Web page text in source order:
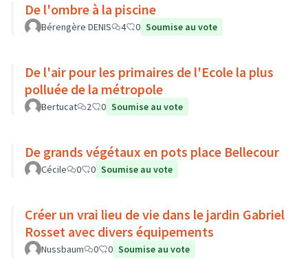
De l'ombre à la piscine
Bérengère DENIS 4 0 Soumise au vote
De l'air pour les primaires de l'Ecole la plus
polluée de la métropole
Bertucat 2 0 Soumise au vote
De grands végétaux en pots place Bellecour
Cécile 0 0 Soumise au vote
Créer un vrai lieu de vie dans le jardin Gabriel
Rosset avec divers équipements
Nussbaum 0 0 Soumise au vote